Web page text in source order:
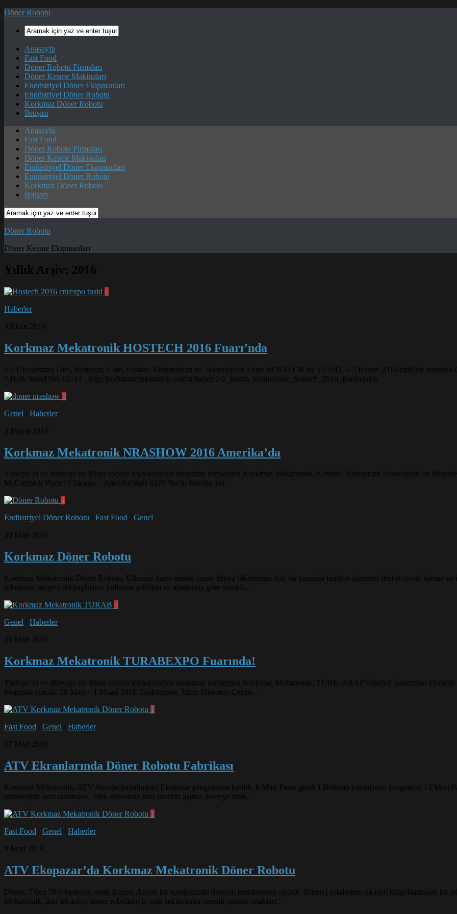
Döner Robotu
Anasayfa
Fast Food
Döner Robotu Firmaları
Döner Kesme Makinaları
Endüstriyel Döner Ekipmanları
Endüstriyel Döner Robotu
Korkmaz Döner Robotu
İletişim
Anasayfa
Fast Food
Döner Robotu Firmaları
Döner Kesme Makinaları
Endüstriyel Döner Ekipmanları
Endüstriyel Döner Robotu
Korkmaz Döner Robotu
İletişim
Döner Robotu
Döner Kesme Ekipmanları
Yıllık Arşiv: 2016
0
Haberler
5 Ekim 2016
Korkmaz Mekatronik HOSTECH 2016 Fuarı’nda
22. Uluslararası Otel, Restoran, Cafe, Pastane Ekipmanları ve Teknolojileri Fuarı HOSTECH by TUSİD, 2-5 Kasım 2016 tarihleri
7.Hall, Stand No: 6E-11 http://korkmazmekatronik.com.tr/haber/2-5_kasim_tarihlerinde_hostech_2016_fuarindayiz
0
Genel
Haberler
3 Mayıs 2016
Korkmaz Mekatronik NRASHOW 2016 Amerika’da
Türkiye’yi ve dünyayı bu döner robotu teknolojisiyle tanıştıran isimlerden Korkmaz Mekatronik, National Restaurant Association’un
McCormick Place / Chicago – Amerika’daki 6379 No’lu Standta yer...
4
Endüstriyel Döner Robotu
Fast Food
Genel
30 Mart 2016
Korkmaz Döner Robotu
Korkmaz Mekatronik Döner Robotu, Ülkemiz başta olmak üzere dünya ülkelerinin dört bir yanında faaliyet gösteren ileri et-tavuk işleme ve
robotunu, müşteri ihtiyaçlarına, kullanım şekilleri ve alanlarına göre sürekli...
0
Genel
Haberler
26 Mart 2016
Korkmaz Mekatronik TURABEXPO Fuarında!
Türkiye’yi ve dünyayı bu döner robotu teknolojisiyle tanıştıran isimlerden Korkmaz Mekatronik, TÜRK-ARAP Ülkeleri İşadamları
Fuarında olacak. 29 Mart – 1 Nisan 2016 Tarihlerinde, İzmir Sheraton Çeşme...
1
Fast Food
Genel
Haberler
17 Mart 2016
ATV Ekranlarında Döner Robotu Fabrikası
Korkmaz Mekatronik, ATV Avrupa kanalındaki Ekopazar programına katıldı. 6 Mart Pazar günü 1.Bölümü yayınlanan programın 13 Mart
teknolojide sınır tanımıyor. Türk dönerinin ünü sınırları aşınca devreye artık...
1
Fast Food
Genel
Haberler
9 Mart 2016
ATV Ekopazar’da Korkmaz Mekatronik Döner Robotu
Döner, 7’den 70’e herkesin ortak lezzeti. Ancak bu içeriğimizde dönerin kendisinden ziyade dönerci ustalarının da işini kolaylaştıracak bir
Mekatronik, ileri teknoloji döner robotlarıyla gıda sektörünün önemli çözüm ortakları...